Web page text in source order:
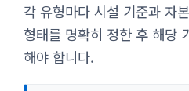
각 유형마다 시설 기준과 자
형태를 명확히 정한 후 해당
해야 합니다.